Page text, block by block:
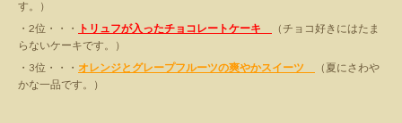
す。）
・2位・・・
トリュフが入ったチョコレートケーキ
（チョコ好きにはたま
らないケーキです。）
・3位・・・ オレンジとグレープフルーツの爽やかスイーツ
（夏にさわや
かな一品です。）